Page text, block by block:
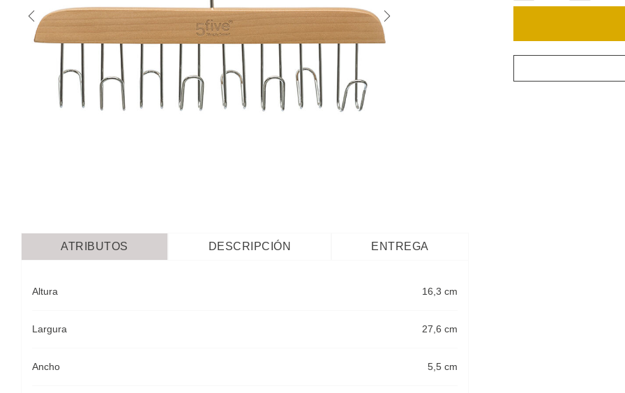
ATRIBUTOS DESCRIPCIÓN ENTREGA
Altura 16,3 cm
Largura 27,6 cm
Ancho 5,5 cm